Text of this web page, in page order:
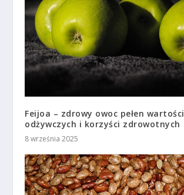
Feijoa – zdrowy owoc pełen wartości
odżywczych i korzyści zdrowotnych
8 września 2025